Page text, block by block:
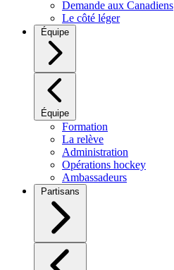
Demande aux Canadiens
Le côté léger
Équipe
Équipe
Formation
La relève
Administration
Opérations hockey
Ambassadeurs
Partisans